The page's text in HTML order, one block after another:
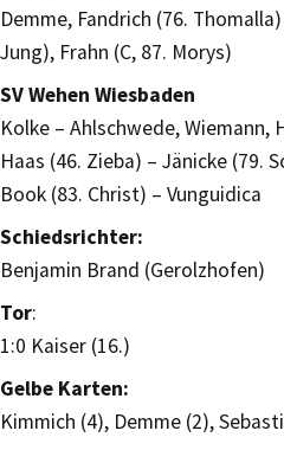
Demme, Fandrich (76.
Jung), Frahn (C, 87. Morys)
SV Wehen Wiesbaden
Kolke – Ahlschwede, Wiemann,
Haas (46. Zieba) – Jänicke (79.
Book (83. Christ) – Vunguidica
Schiedsrichter:
Benjamin Brand (Gerolzhofen)
Tor:
1:0 Kaiser (16.)
Gelbe Karten:
Kimmich (4), Demme (2),